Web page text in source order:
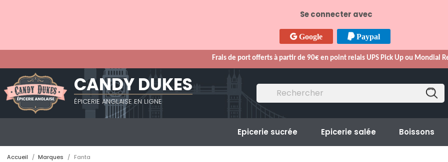
Se connecter avec
Google Paypal
Frais de port offerts à partir de 90€ en point relais UPS Pick Up ou Mondial
CANDY DUKES
ÉPICERIE ANGLAISE EN LIGNE
Epicerie sucrée Epicerie salée Boissons
Accueil Marques Fanta